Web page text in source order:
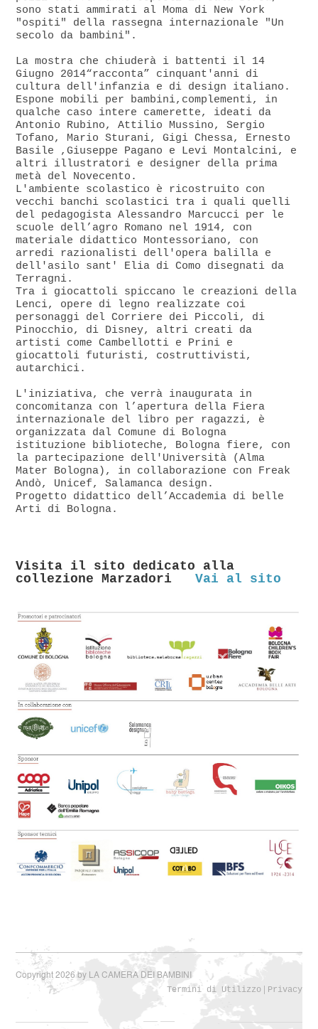
sono stati ammirati al Moma di New York
"ospiti" della rassegna internazionale "Un
secolo da bambini".
La mostra che chiuderà i battenti il 14
Giugno 2014“racconta” cinquant'anni di
cultura dell'infanzia e di design italiano.
Espone mobili per bambini,complementi, in
qualche caso intere camerette, ideati da
Antonio Rubino, Attilio Mussino, Sergio
Tofano, Mario Sturani, Gigi Chessa, Ernesto
Basile ,Giuseppe Pagano e Levi Montalcini, e
altri illustratori e designer della prima
metà del Novecento.
L'ambiente scolastico è ricostruito con
vecchi banchi scolastici tra i quali quelli
del pedagogista Alessandro Marcucci per le
scuole dell’agro Romano nel 1914, con
materiale didattico Montessoriano, con
arredi razionalisti dell'opera balilla e
dell'asilo sant' Elia di Como disegnati da
Terragni.
Tra i giocattoli spiccano le creazioni della
Lenci, opere di legno realizzate coi
personaggi del Corriere dei Piccoli, di
Pinocchio, di Disney, altri creati da
artisti come Cambellotti e Prini e
giocattoli futuristi, costruttivisti,
autarchici.
L'iniziativa, che verrà inaugurata in
concomitanza con l’apertura della Fiera
internazionale del libro per ragazzi, è
organizzata dal Comune di Bologna
istituzione biblioteche, Bologna fiere, con
la partecipazione dell'Università (Alma
Mater Bologna), in collaborazione con Freak
Andò, Unicef, Salamanca design.
Progetto didattico dell’Accademia di belle
Arti di Bologna.
Visita il sito dedicato alla
collezione MarzadoriVai al sito
Copyright 2026 by LA CAMERA DEI BAMBINI
Termini di Utilizzo| Privacy